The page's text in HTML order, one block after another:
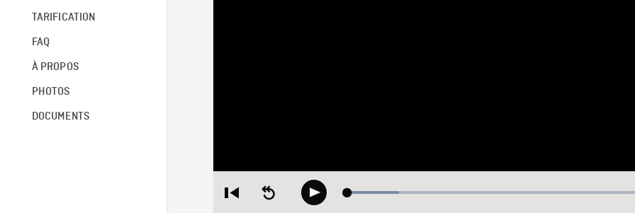
TARIFICATION
FAQ
À PROPOS
PHOTOS
DOCUMENTS
Restart Seek
backwardPlay Loaded: